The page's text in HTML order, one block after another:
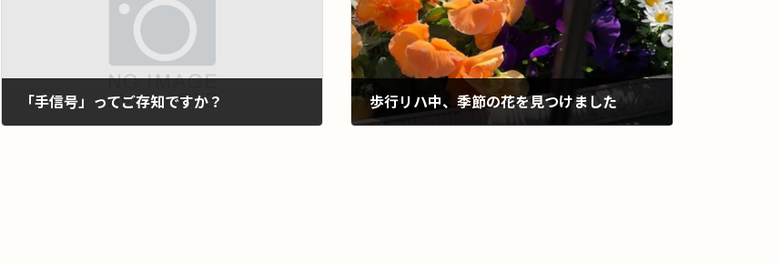
「手信号」ってご存知ですか？ 歩行リハ中、季節の花を見つけました